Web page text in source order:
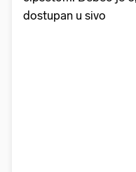
dostupan u sivo